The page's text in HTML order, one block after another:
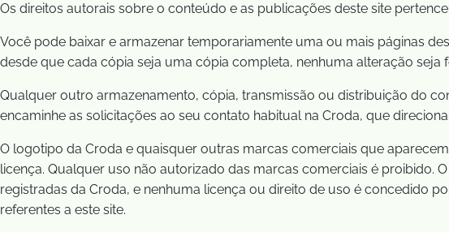
Os direitos autorais sobre o conteúdo e as publicações deste site
Você pode baixar e armazenar temporariamente uma ou mais páginas
desde que cada cópia seja uma cópia completa, nenhuma alteração
Qualquer outro armazenamento, cópia, transmissão ou distribuição do
encaminhe as solicitações ao seu contato habitual na Croda, que
O logotipo da Croda e quaisquer outras marcas comerciais que
licença. Qualquer uso não autorizado das marcas comerciais é proibido.
registradas da Croda, e nenhuma licença ou direito de uso é concedido
referentes a este site.